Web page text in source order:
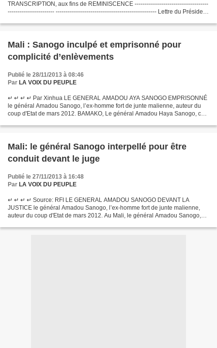
TRANSCRIPTION, aux fins de REMINISCENCE --------------------------------------
------------------------ ---------------------------------------------------- Lettre du Président
Mali : Sanogo inculpé et emprisonné pour
complicité d’enlèvements
Publié le 28/11/2013 à 08:46
Par LA VOIX DU PEUPLE
↵ ↵ ↵ ↵ Par Xinhua LE GENERAL AMADOU AYA SANOGO EMPRISONNÉ
le général Amadou Sanogo, l’ex-homme fort de junte malienne, auteur du
coup d'Etat de mars 2012. BAMAKO, Le général Amadou Haya Sanogo, chef
Mali: le général Sanogo interpellé pour être
conduit devant le juge
Publié le 27/11/2013 à 16:48
Par LA VOIX DU PEUPLE
↵ ↵ ↵ ↵ Source: RFI LE GENERAL AMADOU SANOGO DEVANT LA
JUSTICE le général Amadou Sanogo, l’ex-homme fort de junte malienne,
auteur du coup d'Etat de mars 2012. Au Mali, le général Amadou Sanogo,